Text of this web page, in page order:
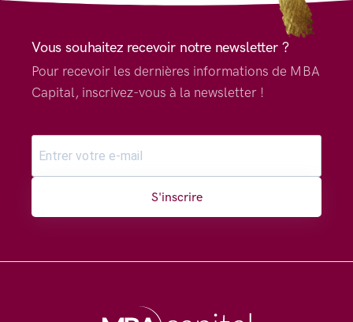
Vous souhaitez recevoir notre newsletter ?
Pour recevoir les dernières informations de MBA
Capital, inscrivez-vous à la newsletter !
S'inscrire